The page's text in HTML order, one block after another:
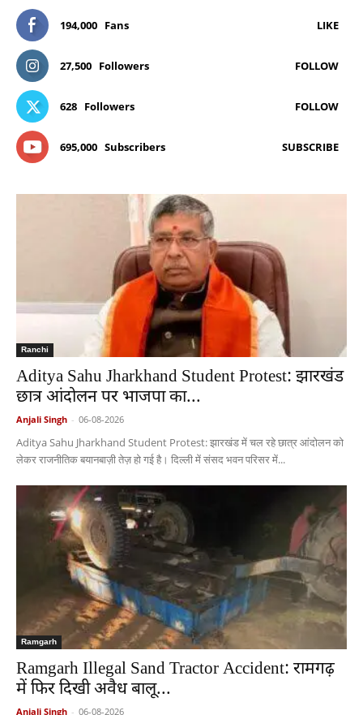
194,000 Fans LIKE
27,500 Followers FOLLOW
628 Followers FOLLOW
695,000 Subscribers SUBSCRIBE
Ranchi
Aditya Sahu Jharkhand Student Protest: झारखंड
छात्र आंदोलन पर भाजपा का...
Anjali Singh - 06-08-2026
Aditya Sahu Jharkhand Student Protest: झारखंड में चल रहे छात्र आंदोलन को
लेकर राजनीतिक बयानबाज़ी तेज़ हो गई है। दिल्ली में संसद भवन परिसर में...
Ramgarh
Ramgarh Illegal Sand Tractor Accident: रामगढ़
में फिर दिखी अवैध बालू...
Anjali Singh - 06-08-2026